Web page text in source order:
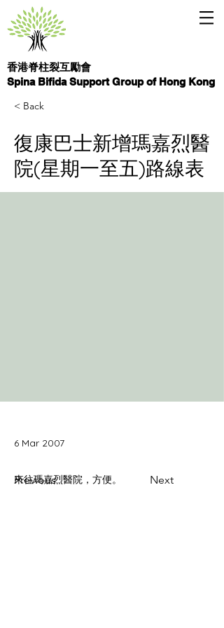
香港脊柱裂互勵會
Spina Bifida Support Group of Hong Kong
< Back
復康巴士新增瑪嘉烈醫
院(星期一至五)路線表
6 Mar 2007
Previous Next
來往瑪嘉烈醫院，方便。